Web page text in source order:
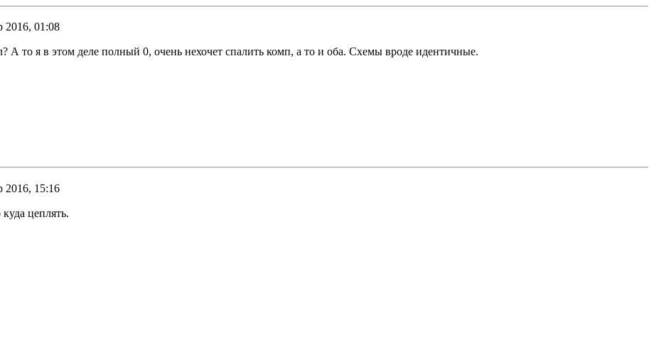
2016, 01:08
А то я в этом деле полный 0, очень нехочет спалить комп, а то и оба. Схемы вроде идентичные.
2016, 15:16
цеплять.